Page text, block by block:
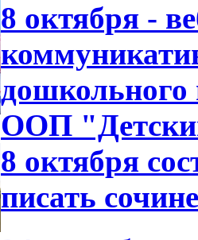
8 октября -
дошкольного
ООП
8 октября
писать